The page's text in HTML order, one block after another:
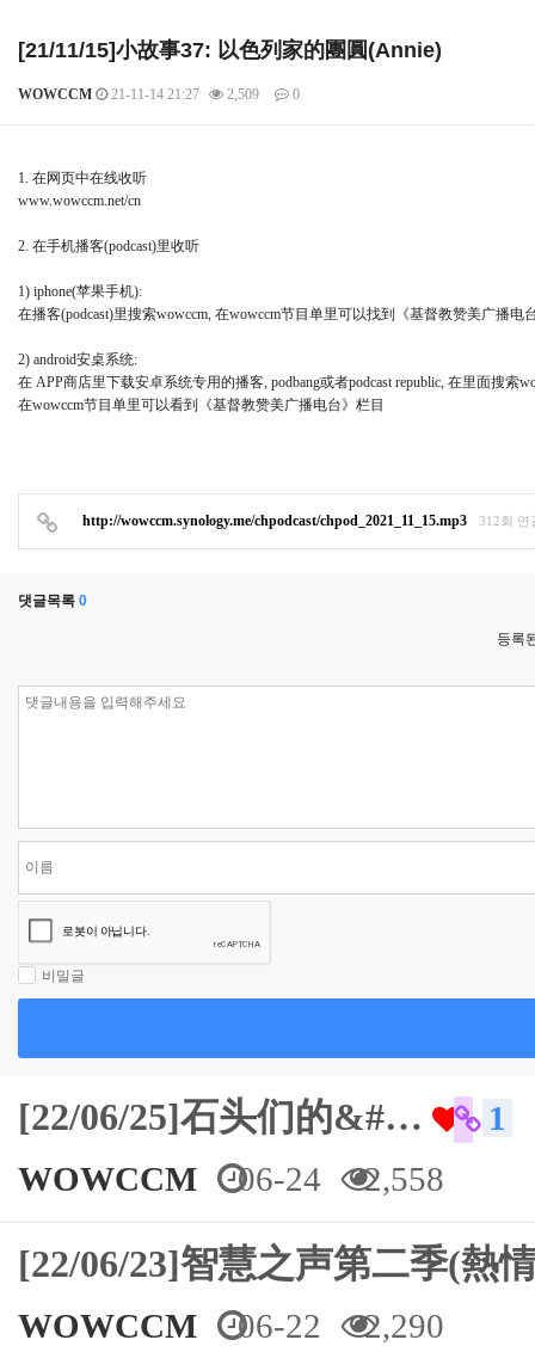
[21/11/15]小故事37: 以色列家的團圓(Annie)
WOWCCM 21-11-14 21:27 2,509 0
1. 在网页中在线收听
www.wowccm.net/cn
2. 在手机播客(podcast)里收听
1) iphone(苹果手机):
在播客(podcast)里搜索wowccm, 在wowccm节目单里可以找到《基督教赞美广播
2) android安桌系统:
在 APP商店里下载安卓系统专用的播客, podbang或者podcast republic, 在里面搜索
在wowccm节目单里可以看到《基督教赞美广播电台》栏目
http://wowccm.synology.me/chpodcast/chpod_2021_11_15.mp3 312회 연
댓글목록 0
등록
비밀글
[22/06/25]石头们的&#…
1
WOWCCM
06-24 2,558
[22/06/23]智慧之声第二季(熱
WOWCCM 06-22 2,290